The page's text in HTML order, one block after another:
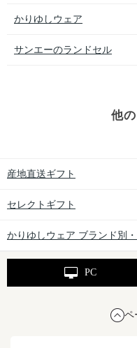
かりゆしウェア
サンエーのランドセル
他
産地直送ギフト
セレクトギフト
かりゆしウェア ブランド別
PC
ペ